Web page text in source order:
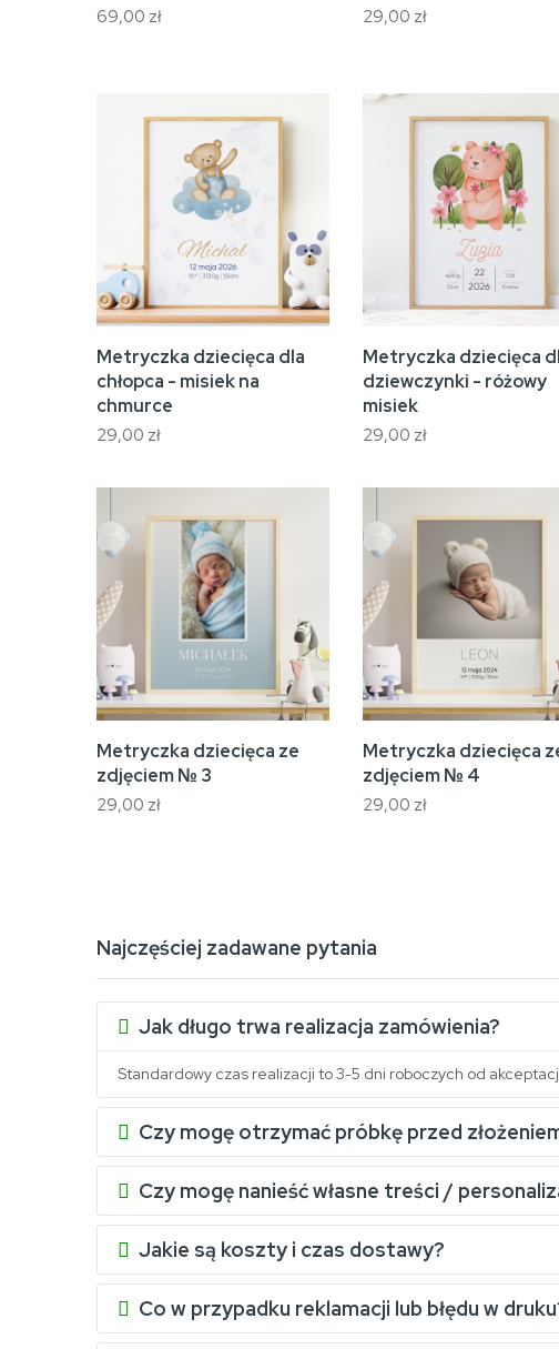
69,00 zł 29,00 zł
Metryczka dziecięca dla
chłopca - misiek na
chmurce
29,00 zł
Metryczka dziecięca
dziewczynki - różowy
misiek
29,00 zł
Metryczka dziecięca ze
zdjęciem № 3
29,00 zł
Metryczka dziecięca
zdjęciem № 4
29,00 zł
Najczęściej zadawane pytania
Jak długo trwa realizacja zamówienia?
Standardowy czas realizacji to 3-5 dni roboczych od
Czy mogę otrzymać próbkę przed
Czy mogę nanieść własne treści /
Jakie są koszty i czas dostawy?
Co w przypadku reklamacji lub błędu w